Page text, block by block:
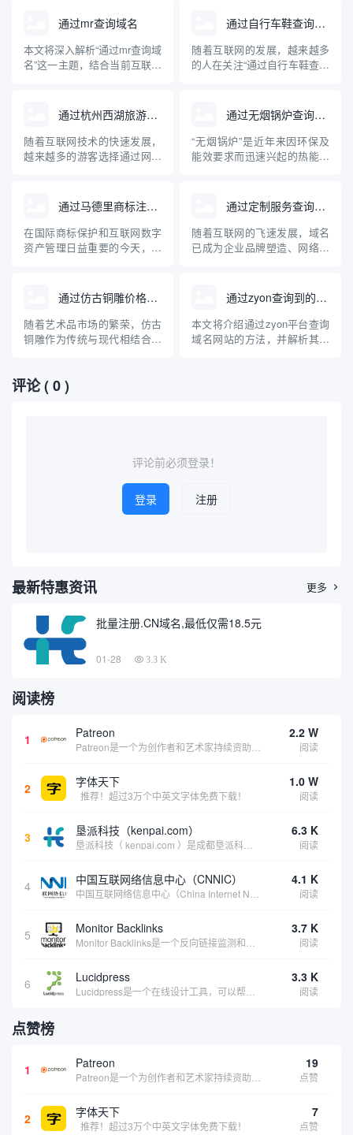
通过mr查询域名
本文将深入解析“通过mr查询域
名”这一主题，结合当前互联网
Relay）在域名解析中的实际
用途和常见方法，并介绍相关
的专业工具与操作步骤。文章
内容兼顾理论与实操，旨在帮
通过自行车鞋查询域名
随着互联网的发展，越来越多
的人在关注“通过自行车鞋查询
标识，更牵扯到企业品牌建
设、电子商务及网络安全等多
重维度。本文将系统科普通过
自行车鞋查询域名的实际含
通过杭州西湖旅游查询域名
随着互联网技术的快速发展，
越来越多的游客选择通过网络
富的旅游信息资源。本文将介
绍如何通过互联网查询杭州西
湖的旅游相关域名，并为游客
合理规划出行提供专业的指导
通过无烟锅炉查询到的域名网站
“无烟锅炉”是近年来因环保及
能效要求而迅速兴起的热能设
网查询、比较各种无烟锅炉产
品和品牌。本文介绍了与无烟
锅炉相关的主要专业网站及其
特点，并针对无烟锅炉的原
通过马德里商标注册查询域名
在国际商标保护和互联网数字
资产管理日益重要的今天，企
商标注册体系查询域名，是品
牌全球布局和防止知识产权纠
纷的重要一环。本文介绍了马
德里商标注册的基本流程、与
通过定制服务查询域名
随着互联网的飞速发展，域名
已成为企业品牌塑造、网络入
需求和复杂的市场“抢注”环
境，传统的域名查询方式正逐
渐暴露出局限性。相比之下，
基于大数据和多样化需求定制
通过仿古铜雕价格查询域名
随着艺术品市场的繁荣，仿古
铜雕作为传统与现代相结合的
入手仿古铜雕的人来说，了解
其市场价格及相关查询方式变
通过zyon查询到的域名网站
本文将介绍通过zyon平台查询
域名网站的方法，并解析其背
的角...
评论( 0 )
评论前必须登录！
登录 注册
最新特惠资讯 更多 
批量注册.CN域名,最低仅需18.5元
01-28 3.3 K
阅读榜
1 Patreon 2.2 W
阅读
2 字体天下
推荐！超过3万个中英文字体免费下载！
1.0 W
阅读
3 垦派科技（kenpai.com） 6.3 K
阅读
4 中国互联网络信息中心（CNNIC） 4.1 K
阅读
5 Monitor Backlinks 3.7 K
阅读
6 Lucidpress 3.3 K
阅读
点赞榜
1 Patreon 19
点赞
2 字体天下
推荐！超过3万个中英文字体免费下载！
7
点赞